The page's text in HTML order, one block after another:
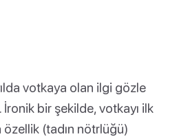
votkaya olan ilgi gözle
bir şekilde, votkayı ilk
(tadın nötrlüğü)